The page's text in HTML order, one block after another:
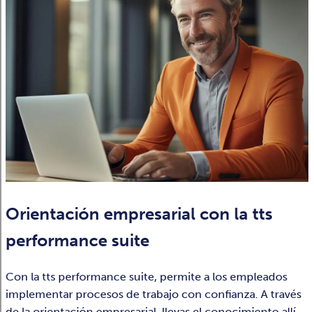
Orientación empresarial con la tts
performance suite
Con la tts performance suite, permite a los empleados
implementar procesos de trabajo con confianza. A través